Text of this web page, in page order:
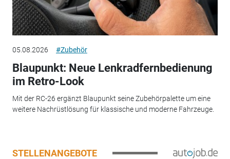
05.08.2026 #Zubehör
Blaupunkt: Neue Lenkradfernbedienung
im Retro-Look
Mit der RC-26 ergänzt Blaupunkt seine Zubehörpalette um eine
weitere Nachrüstlösung für klassische und moderne Fahrzeuge.
STELLENANGEBOTE